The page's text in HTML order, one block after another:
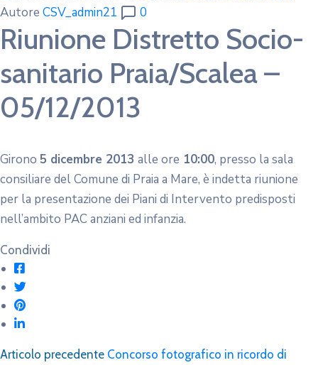
Autore CSV_admin21 0
Riunione Distretto Socio-
sanitario Praia/Scalea –
05/12/2013
Girono 5 dicembre 2013 alle ore 10:00, presso la sala
consiliare del Comune di Praia a Mare, è indetta riunione
per la presentazione dei Piani di Intervento predisposti
nell’ambito PAC anziani ed infanzia.
Condividi
Articolo precedente Concorso fotografico in ricordo di